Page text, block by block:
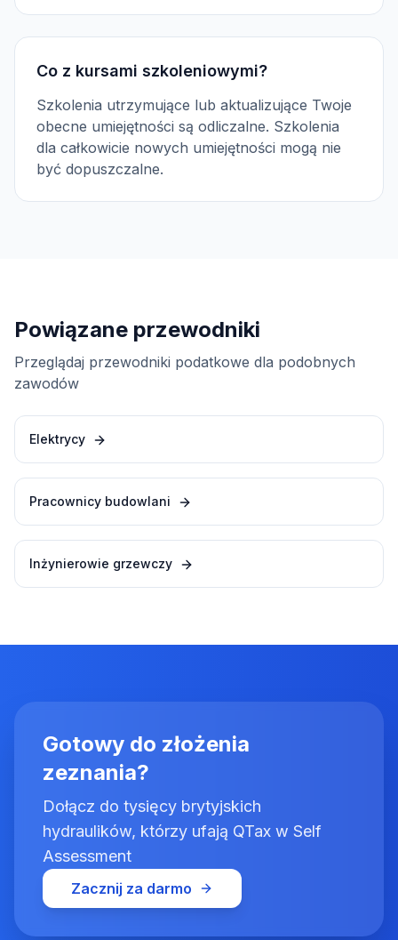
Co z kursami szkoleniowymi?
Szkolenia utrzymujące lub aktualizujące Twoje
obecne umiejętności są odliczalne. Szkolenia
dla całkowicie nowych umiejętności mogą nie
być dopuszczalne.
Powiązane przewodniki
Przeglądaj przewodniki podatkowe dla podobnych
zawodów
Elektrycy
Pracownicy budowlani
Inżynierowie grzewczy
Gotowy do złożenia
zeznania?
Dołącz do tysięcy brytyjskich
hydraulików, którzy ufają QTax w Self
Assessment
Zacznij za darmo